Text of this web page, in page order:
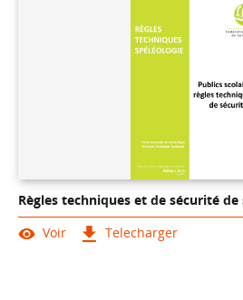
Règles techniques et de sécurité
Voir
Telecharger